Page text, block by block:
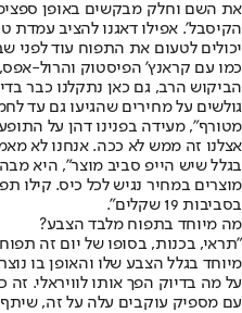
את השם וחלק מבקשים באופן
הקיסבל'. אפילו דאגנו להציב
יכולים לטעום את התפוח עוד לפני
כמו עם קראנץ' הפיסטוק והרול-
הביקוש הרב, גם כאן נתקלנו כבר
גולשים על מחירים שהגיעו גם עד
מטורף", מעידה בפנינו דהן על
אצלנו זה ממש לא ככה. אנחנו לא
בגלל שיש הייפ סביב מוצר", היא
מוצרים במחיר נגיש לכל כיס. קילו
בסביבות 19 שקלים".
מה מיוחד בתפוח מלבד הצבע?
"תראי, בכנות, בסופו של יום זה
מיוחד בגלל הצבע שלו והאופן בו
על מה בדיוק הפך אותו לוויראלי.
עם מספיק עוקבים עלה על זה,